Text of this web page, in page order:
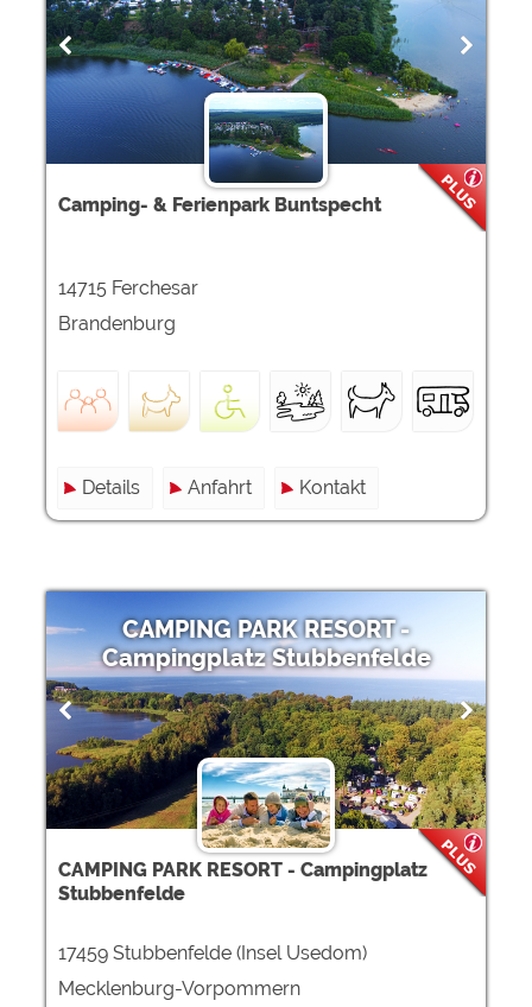
Camping- & Ferienpark Buntspecht
14715 Ferchesar
Brandenburg
Details Anfahrt Kontakt
CAMPING PARK RESORT -
Campingplatz Stubbenfelde
CAMPING PARK RESORT - Campingplatz
Stubbenfelde
17459 Stubbenfelde (Insel Usedom)
Mecklenburg-Vorpommern
Google Remarketing
https://policies.google.com/privacy
Die Cookieeinstellungen können jeder Zeit im Footer
über "COOKIES" geändert werden!